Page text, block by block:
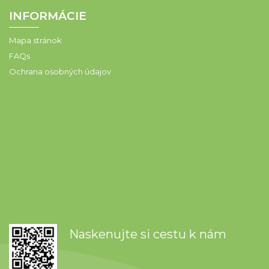
INFORMÁCIE
Mapa stránok
FAQs
Ochrana osobných údajov
Naskenujte si cestu k nám